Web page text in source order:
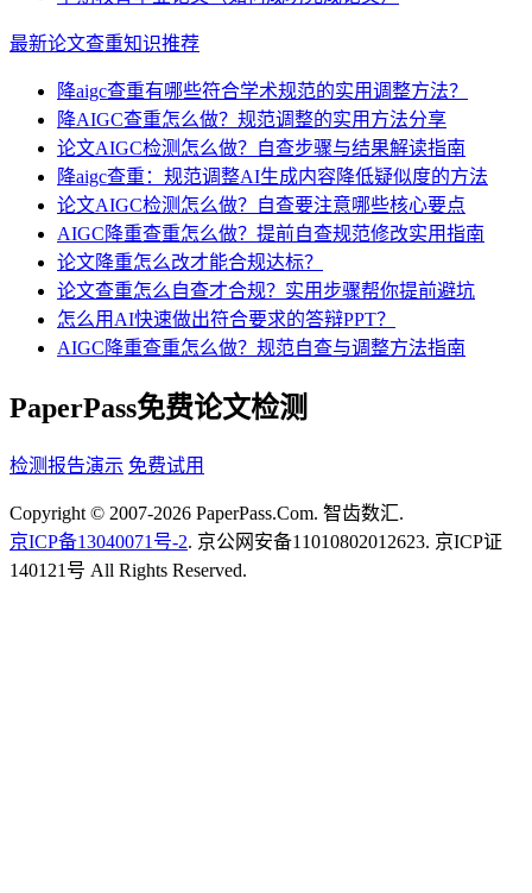
最新论文查重知识推荐
降aigc查重有哪些符合学术规范的实用调整方法？
降AIGC查重怎么做？规范调整的实用方法分享
论文AIGC检测怎么做？自查步骤与结果解读指南
降aigc查重：规范调整AI生成内容降低疑似度的方法
论文AIGC检测怎么做？自查要注意哪些核心要点
AIGC降重查重怎么做？提前自查规范修改实用指南
论文降重怎么改才能合规达标？
论文查重怎么自查才合规？实用步骤帮你提前避坑
怎么用AI快速做出符合要求的答辩PPT？
AIGC降重查重怎么做？规范自查与调整方法指南
PaperPass免费论文检测
检测报告演示 免费试用
Copyright © 2007-2026 PaperPass.Com. 智齿数汇.
京ICP备13040071号-2. 京公网安备11010802012623. 京ICP证
140121号 All Rights Reserved.